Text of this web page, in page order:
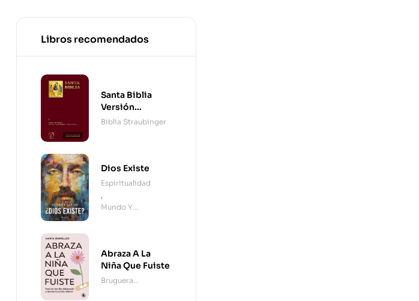
Libros recomendados
Santa Biblia
Versión
Straubinger - 2
Biblia Straubinger
Dios Existe
Espiritualidad
,
Mundo Y
Abraza A La
Niña Que Fuiste
Bruguera